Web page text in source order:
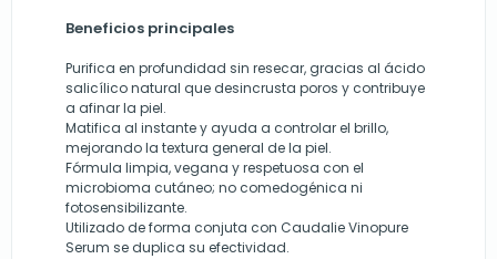
Beneficios principales
Purifica en profundidad sin resecar, gracias al ácido
salicílico natural que desincrusta poros y contribuye
a afinar la piel.
Matifica al instante y ayuda a controlar el brillo,
mejorando la textura general de la piel.
Fórmula limpia, vegana y respetuosa con el
microbioma cutáneo; no comedogénica ni
fotosensibilizante.
Utilizado de forma conjuta con Caudalie Vinopure
Serum se duplica su efectividad.